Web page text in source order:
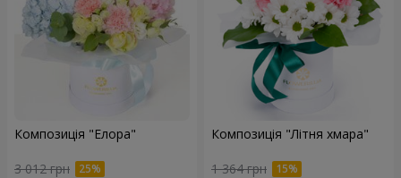
Композиція "Елора"
3 012 грн
Композиція "Літня хмара"
1 364 грн